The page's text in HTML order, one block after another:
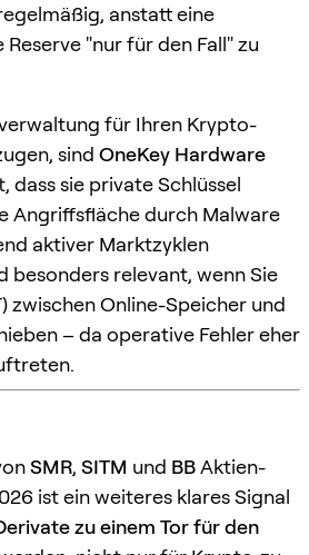
anstatt eine
"nur für den Fall" zu
für Ihren Krypto-
sind OneKey Hardware
dass sie private Schlüssel
Angriffsfläche durch Malware
aktiver Marktzyklen
besonders relevant, wenn Sie
zwischen Online-Speicher und
– da operative Fehler eher
SMR, SITM und BBAktien-
ist ein weiteres klares Signal
zu einem Tor für den